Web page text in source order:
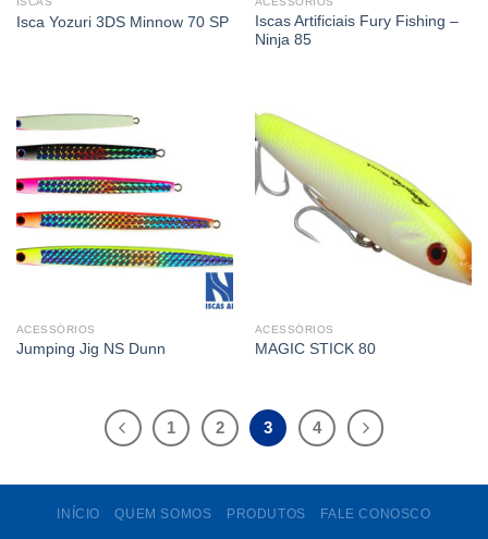
Isca Yozuri 3DS Minnow 70 SP
Iscas Artificiais Fury Fishing –
Ninja 85
ACESSÓRIOS
Jumping Jig NS Dunn
ACESSÓRIOS
MAGIC STICK 80
1 2 3 4
INÍCIO QUEM SOMOS PRODUTOS FALE CONOSCO